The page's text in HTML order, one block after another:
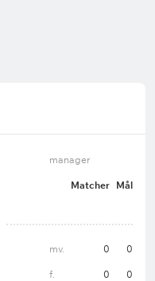
manager
Matcher Mål
mv. 0 0
f. 0 0